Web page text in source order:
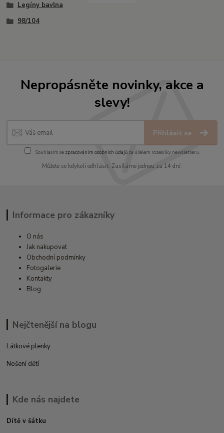
Legíny bavlna
98/104
Nepropásněte novinky, akce a
slevy!
Přihlásit se
Souhlasím se zpracováním osobních údajůza účelem rozesílky newsletteru.
Můžete se kdykoli odhlásit. Zasíláme jednou za 14 dní.
Informace pro zákazníky
O nás
Jak nakupovat
Obchodní podmínky
Fotogalerie
Kontakty
Blog
Nejčtenější na blogu
Látkové plenky
Nošení dětí
Kde nás najdete
Dítě v šátku